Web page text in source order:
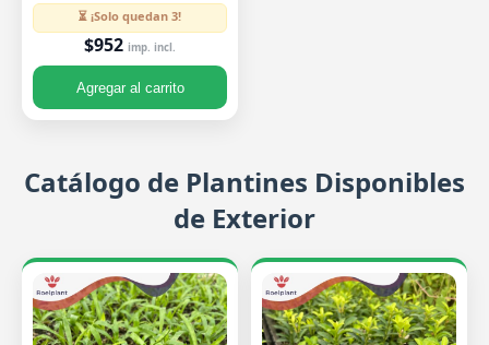
⏳ ¡Solo quedan 3!
$952 imp. incl.
Agregar al carrito
Catálogo de Plantines Disponibles
de Exterior